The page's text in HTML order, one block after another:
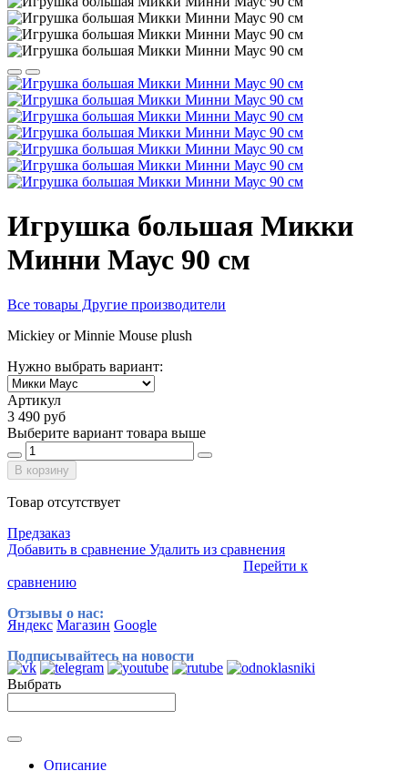
Игрушка большая Микки
Минни Маус 90 см
Все товары Другие производители
Mickiey or Minnie Mouse plush
Нужно выбрать вариант:
Артикул
3 490 руб
Выберите вариант товара выше
В корзину
Товар отсутствует
Предзаказ
Добавить в сравнение Удалить из сравнения
Перейти к
сравнению
Отзывы о нас:
Яндекс Магазин Google
Подписывайтесь на новости
Выбрать
Описание